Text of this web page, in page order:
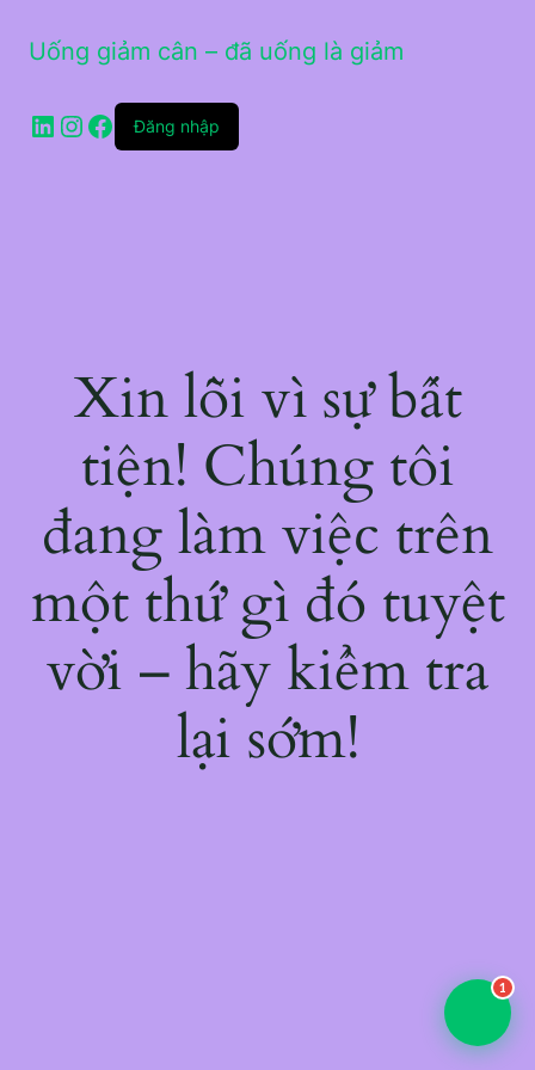
Uống giảm cân – đã uống là giảm
LinkedIn
Instagram
Facebook
Đăng nhập
Xin lỗi vì sự bất
tiện! Chúng tôi
đang làm việc trên
một thứ gì đó tuyệt
vời – hãy kiểm tra
lại sớm!
1